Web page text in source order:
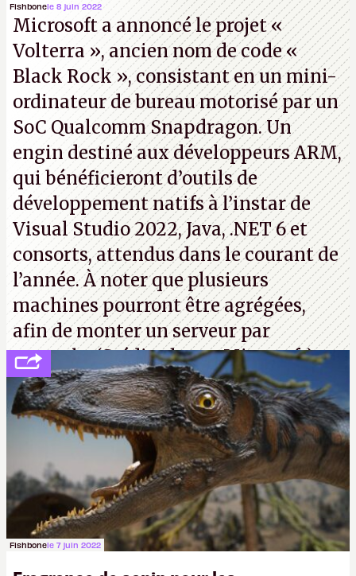
Fishbonele 8 juin 2022
Microsoft a annoncé le projet «
Volterra », ancien nom de code «
Black Rock », consistant en un mini-
ordinateur de bureau motorisé par un
SoC Qualcomm Snapdragon. Un
engin destiné aux développeurs ARM,
qui bénéficieront d’outils de
développement natifs à l’instar de
Visual Studio 2022, Java, .NET 6 et
consorts, attendus dans le courant de
l’année. À noter que plusieurs
machines pourront être agrégées,
afin de monter un serveur par
exemple. (Crédit photo : Microsoft)
Fishbonele 7 juin 2022